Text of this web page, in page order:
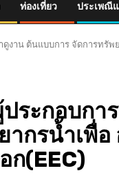
ท่องเที่ยว ประเพณี
งาน ต้นแบบการ จัดการทรั
ระกอบกา
กรน้ำเพื่
(EEC)